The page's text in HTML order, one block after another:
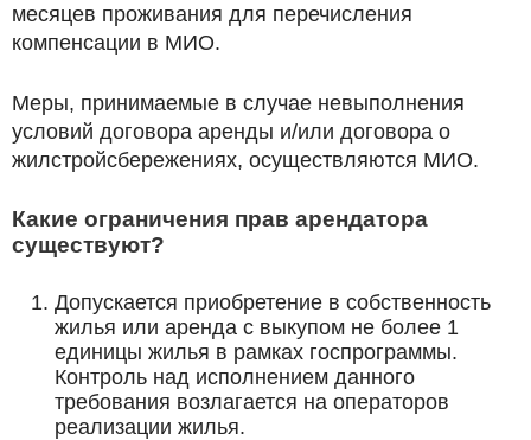
месяцев проживания для перечисления
компенсации в МИО.
Меры, принимаемые в случае невыполнения
условий договора аренды и/или договора о
жилстройсбережениях, осуществляются МИО.
Какие ограничения прав арендатора
существуют?
Допускается приобретение в собственность
жилья или аренда с выкупом не более 1
единицы жилья в рамках госпрограммы.
Контроль над исполнением данного
требования возлагается на операторов
реализации жилья.